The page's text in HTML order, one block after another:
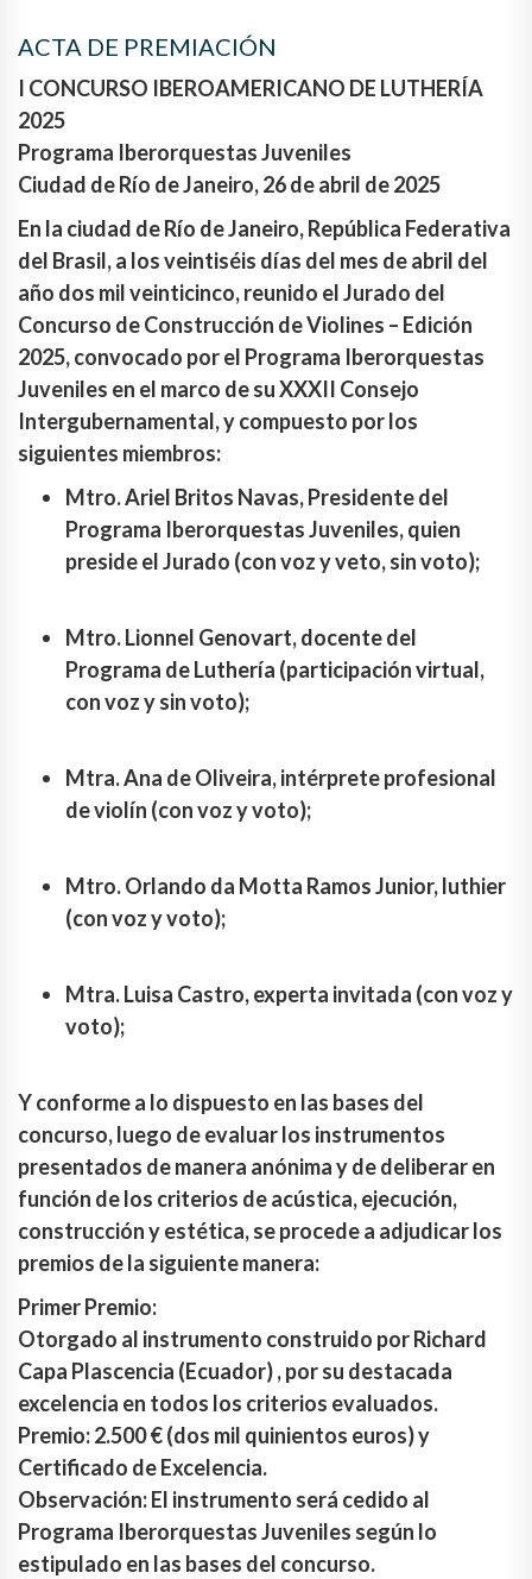
ACTA DE PREMIACIÓN
I CONCURSO IBEROAMERICANO DE LUTHERÍA
2025
Programa Iberorquestas Juveniles
Ciudad de Río de Janeiro, 26 de abril de 2025
En la ciudad de Río de Janeiro, República Federativa
del Brasil, a los veintiséis días del mes de abril del
año dos mil veinticinco, reunido el Jurado del
Concurso de Construcción de Violines – Edición
2025, convocado por el Programa Iberorquestas
Juveniles en el marco de su XXXII Consejo
Intergubernamental, y compuesto por los
siguientes miembros:
Mtro. Ariel Britos Navas, Presidente del
Programa Iberorquestas Juveniles, quien
preside el Jurado (con voz y veto, sin voto);
Mtro. Lionnel Genovart, docente del
Programa de Luthería (participación virtual,
con voz y sin voto);
Mtra. Ana de Oliveira, intérprete profesional
de violín (con voz y voto);
Mtro. Orlando da Motta Ramos Junior, luthier
(con voz y voto);
Mtra. Luisa Castro, experta invitada (con voz y
voto);
Y conforme a lo dispuesto en las bases del
concurso, luego de evaluar los instrumentos
presentados de manera anónima y de deliberar en
función de los criterios de acústica, ejecución,
construcción y estética, se procede a adjudicar los
premios de la siguiente manera:
Primer Premio:
Otorgado al instrumento construido por Richard
Capa Plascencia (Ecuador) , por su destacada
excelencia en todos los criterios evaluados.
Premio: 2.500 € (dos mil quinientos euros) y
Certificado de Excelencia.
Observación: El instrumento será cedido al
Programa Iberorquestas Juveniles según lo
estipulado en las bases del concurso.